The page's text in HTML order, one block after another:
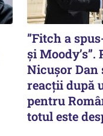
”Fitch a
și Moody’s”.
Nicușor Dan
reacții după
pentru
totul este